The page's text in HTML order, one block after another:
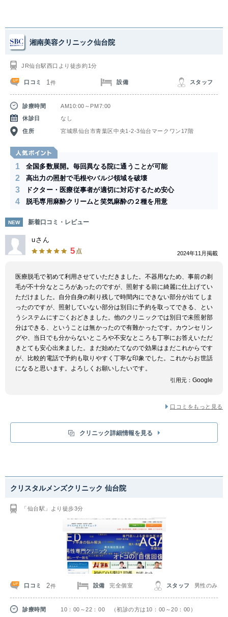
湘南美容クリニック仙台院
JR仙台駅西口より徒歩約1分
口コミ 1 件 設備 スタッフ
診療時間
AM10:00～PM7:00
休診日
なし
住所 宮城県仙台市青葉区中央1‐2‐3仙台マークワン17階
1 全国多数展開。毎回異なる院に通うことが可能
2 高出力の照射で毛根やバルジ領域を破壊
3 ドクター・医療従事者が適切に対応するため安心
4 脱毛専用麻酔クリームと笑気麻酔の２種を用意
NEW 新着口コミ・レビュー
uさん
5 点 2024年11月掲載
医療脱毛で初めて利用させていただきました。不器用なため、事前の剃
毛が不十分なところがあったのですが、照射する前に綺麗に仕上げてい
ただけました。自分自身の剃り残しで時間内にできない部分が出てしま
ったのですが、照射していない部分は別日に予約を取ってできる、とい
うシステムにすごくおどきました。他のクリニックでは別日で未照射部
分はできる、ということは無かったので有難かったです。カウンセリン
グや、当日でも分からないところや不安なところも丁寧にお答えいただ
きとても安心出来ました。まだ始めたてなので効果はまだこれからです
が、比較的電話で予約も取りやすく丁寧な印象でした。これからお世話
になると思います。よろしくお願いしたいです。
引用元： Google
口コミをもっと見る
クリニック詳細情報を見る
クリスタルメンズクリニック 仙台院
「仙台駅」より徒歩3分
口コミ 2件 設備 完全個室 スタッフ 男性のみ
診療時間 10：00～22：00 （初診の方は10：00～20：00）